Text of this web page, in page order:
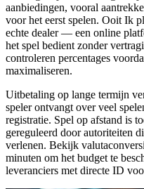
aanbiedingen, vooral
voor het eerst spelen. Ooit Ik
echte dealer — een online
het spel bedient zonder
controleren percentages
maximaliseren.
Uitbetaling op lange termijn
speler ontvangt over veel
registratie. Spel op afstand is
gereguleerd door autoriteiten
verlenen. Bekijk
minuten om het budget te
leveranciers met directe ID